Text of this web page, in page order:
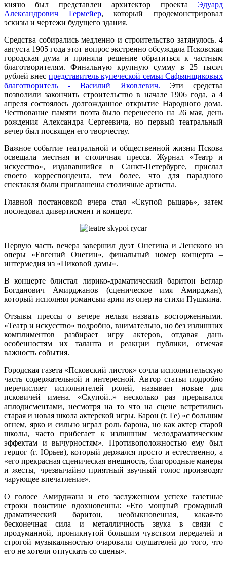
князю был представлен архитектор проекта Эдуард
Александрович Гермейер, который продемонстрировал
эскизы и чертежи будущего здания.
Средства собирались медленно и строительство затянулось. 4
августа 1905 года этот вопрос экстренно обсуждала Псковская
городская дума и приняла решение обратиться к частным
благотворителям. Финальную крупную сумму в 25 тысяч
рублей внес представитель купеческой семьи Сафьянщиковых
благотворитель - Василий Яковлевич. Эти средства
позволили закончить строительство в начале 1906 года, а 4
апреля состоялось долгожданное открытие Народного дома.
Чествование памяти поэта было перенесено на 26 мая, день
рождения Александра Сергеевича, но первый театральный
вечер был посвящен его творчеству.
Важное событие театральной и общественной жизни Пскова
освещала местная и столичная пресса. Журнал «Театр и
искусство», издававшийся в Санкт-Петербурге, прислал
своего корреспондента, тем более, что для парадного
спектакля были приглашены столичные артисты.
Главной постановкой вчера стал «Скупой рыцарь», затем
последовал дивертисмент и концерт.
Первую часть вечера завершил дуэт Онегина и Ленского из
оперы «Евгений Онегин», финальный номер концерта –
интермедия из «Пиковой дамы».
В концерте блистал лирико-драматический баритон Беглар
Богданович Амирджанов (сценическое имя Амирджан),
который исполнял романсыи арии из опер на стихи Пушкина.
Отзывы прессы о вечере нельзя назвать восторженными.
«Театр и искусство» подробно, внимательно, но без излишних
комплиментов разбирает игру актеров, отдавая дань
особенностям их таланта и реакции публики, отмечая
важность события.
Городская газета «Псковский листок» сочла исполнительскую
часть содержательной и интересной. Автор статьи подробно
перечисляет исполнителей ролей, называет новые для
псковичей имена. «Скупой..» несколько раз прерывался
аплодисментами, несмотря на то что на сцене встретились
старая и новая школа актерской игры. Барон (г. Ге) «с большим
огнем, ярко и сильно играл роль барона, но как актер старой
школы, часто прибегает к излишним мелодраматическим
эффектам и вычурностям». Противоположностью ему был
герцог (г. Юрьев), который держался просто и естественно, а
«его прекрасная сценическая внешность, благородные манеры
и жесты, чрезвычайно приятный звучный голос производят
чарующее впечатление».
О голосе Амирджана и его заслуженном успехе газетные
строки поистине вдохновенны: «Его мощный громадный
драматический баритон, необыкновенная, какая-то
бесконечная сила и металличность звука в связи с
продуманной, проникнутой большим чувством передачей и
строгой музыкальностью очаровали слушателей до того, что
его не хотели отпускать со сцены».